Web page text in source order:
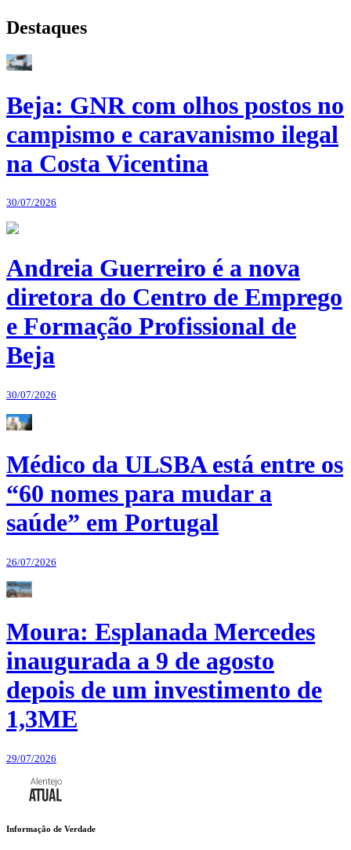
Destaques
Beja: GNR com olhos postos no
campismo e caravanismo ilegal
na Costa Vicentina
30/07/2026
Andreia Guerreiro é a nova
diretora do Centro de Emprego
e Formação Profissional de
Beja
30/07/2026
Médico da ULSBA está entre os
“60 nomes para mudar a
saúde” em Portugal
26/07/2026
Moura: Esplanada Mercedes
inaugurada a 9 de agosto
depois de um investimento de
1,3ME
29/07/2026
Informação de Verdade